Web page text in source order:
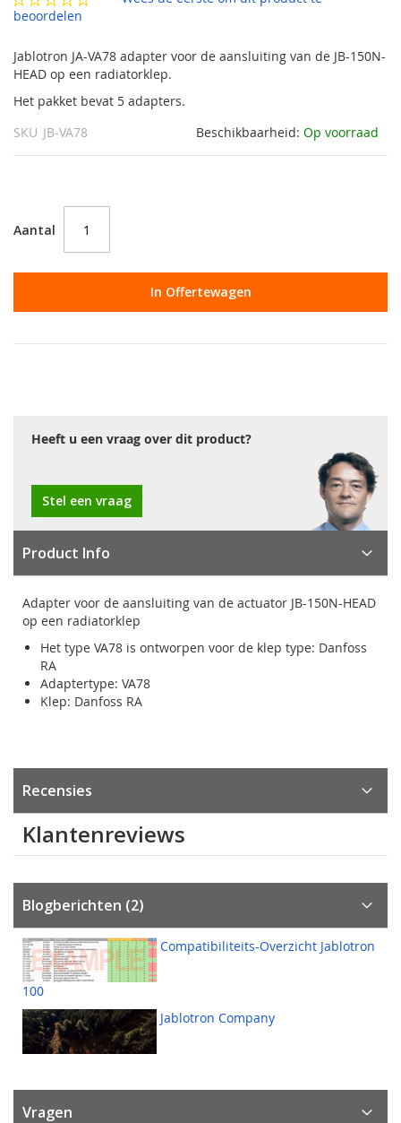
gallerij
beoordelen
Jablotron JA-VA78 adapter voor de aansluiting van de JB-150N-
HEAD op een radiatorklep.
Het pakket bevat 5 adapters.
Beschikbaarheid: Op voorraad
SKU JB-VA78
Aantal
In Offertewagen
Heeft u een vraag over dit product?
Stel een vraag
Product Info
Adapter voor de aansluiting van de actuator JB-150N-HEAD
op een radiatorklep
Het type VA78 is ontworpen voor de klep type: Danfoss
RA
Adaptertype: VA78
Klep: Danfoss RA
Recensies
Klantenreviews
Blogberichten (2)
Compatibiliteits-Overzicht Jablotron
100
Jablotron Company
Vragen